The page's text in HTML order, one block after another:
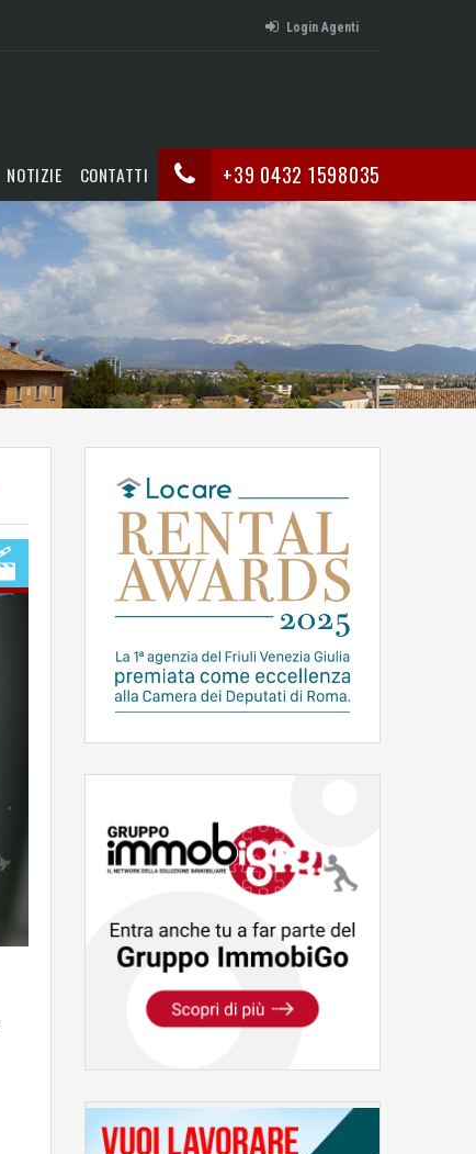
Login Agenti
+39 0432 1598035
NOTIZIE CONTATTI